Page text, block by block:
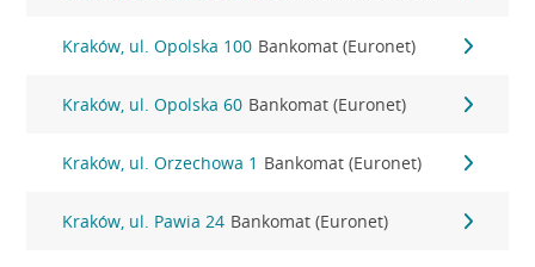
Kraków, ul. Opolska 100 Bankomat (Euronet)
Kraków, ul. Opolska 60 Bankomat (Euronet)
Kraków, ul. Orzechowa 1 Bankomat (Euronet)
Kraków, ul. Pawia 24 Bankomat (Euronet)